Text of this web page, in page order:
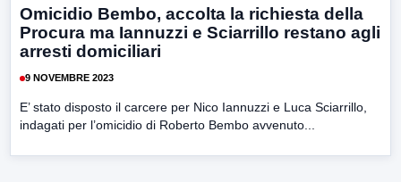
Omicidio Bembo, accolta la richiesta della
Procura ma Iannuzzi e Sciarrillo restano agli
arresti domiciliari
9 NOVEMBRE 2023
E’ stato disposto il carcere per Nico Iannuzzi e Luca Sciarrillo,
indagati per l’omicidio di Roberto Bembo avvenuto...